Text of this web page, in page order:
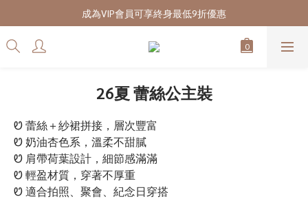
7/28-8/20 CUBi 收藏季全館買二送一
成為VIP會員可享終身最低9折優惠
7/28-8/20 CUBi 收藏季全館買二送一
26夏 蕾絲公主裝
Ꮼ 蕾絲＋紗裙拼接，層次豐富
Ꮼ 奶油杏色系，溫柔不甜膩
Ꮼ 肩帶荷葉設計，細節感滿滿
Ꮼ 輕盈材質，穿著不厚重
Ꮼ 適合拍照、聚會、紀念日穿搭